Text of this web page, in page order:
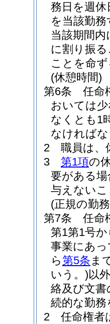
務日を週
を当該勤
当該期間
に割り振
ことを命
(休憩時間)
第6条
任命
おいては
なくとも1
なければ
2
職員は、
3
第1項の
要がある
与えない
(正規の勤
第7条
任命
第1第1号
事業にあ
ら第5条 ま
いう。)以
絡及び文
続的な勤
2
任命権者